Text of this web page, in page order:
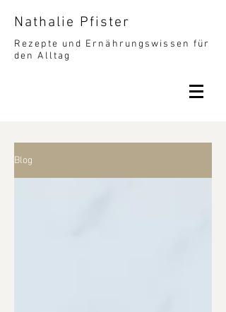
Nathalie Pfister
Rezepte und Ernährungswissen für
den Alltag
Blog